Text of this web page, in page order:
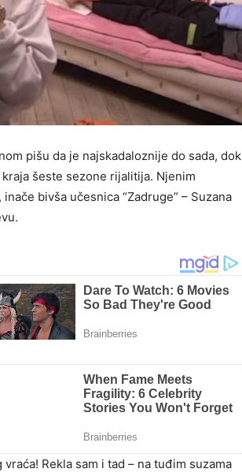
pišu da je najskadaloznije do sada, dok
šeste sezone rijalitija. Njenim
bivša učesnica “Zadruge” – Suzana
Rekla sam i tad – na tuđim suzama